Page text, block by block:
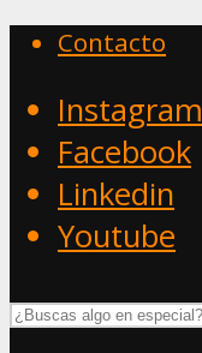
Contacto
Instagram
Facebook
Linkedin
Youtube